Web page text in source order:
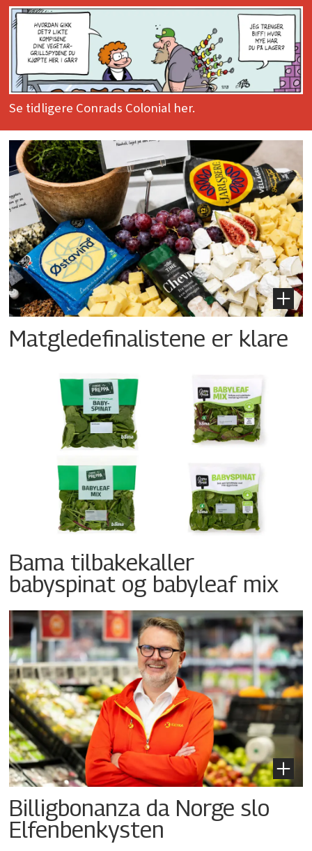
Se tidligere Conrads Colonial her.
Matgledefinalistene er klare
Bama tilbakekaller
babyspinat og babyleaf mix
Billigbonanza da Norge slo
Elfenbenkysten